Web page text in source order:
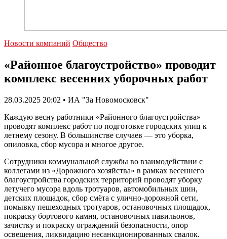
Новости компаний Общество
«Районное благоустройство» проводит
комплекс весенних уборочных работ
28.03.2025 20:02 • ИА "За Новомосковск"
Каждую весну работники «Районного благоустройства»
проводят комплекс работ по подготовке городских улиц к
летнему сезону. В большинстве случаев — это уборка,
опиловка, сбор мусора и многое другое.
Сотрудники коммунальной службы во взаимодействии с
коллегами из «Дорожного хозяйства» в рамках весеннего
благоустройства городских территорий проводят уборку
летучего мусора вдоль тротуаров, автомобильных шин,
детских площадок, сбор смёта с улично-дорожной сети,
помывку пешеходных тротуаров, остановочных площадок,
покраску бортового камня, остановочных павильонов,
зачистку и покраску ограждений безопасности, опор
освещения, ликвидацию несанкционированных свалок.